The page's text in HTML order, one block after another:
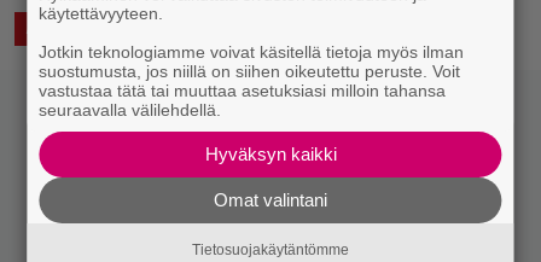
ÄÄNTÄ LUKEMISTA
käytettävyyteen.
Jotkin teknologiamme voivat käsitellä tietoja myös ilman
suostumusta, jos niillä on siihen oikeutettu peruste. Voit
vastustaa tätä tai muuttaa asetuksiasi milloin tahansa
seuraavalla välilehdellä.
Hyväksyn kaikki
Omat valintani
Tietosuojakäytäntömme